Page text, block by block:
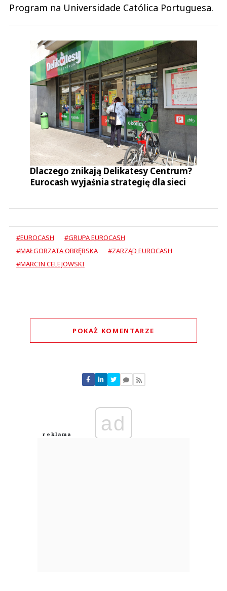
Program na Universidade Católica Portuguesa.
Dlaczego znikają Delikatesy Centrum?
Eurocash wyjaśnia strategię dla sieci
#EUROCASH
#GRUPA EUROCASH
#MAŁGORZATA OBRĘBSKA
#ZARZĄD EUROCASH
#MARCIN CELEJOWSKI
POKAŻ KOMENTARZE
Nie znaleziono komentarzy
Zostaw swoje komentarze
Anuluj
ad